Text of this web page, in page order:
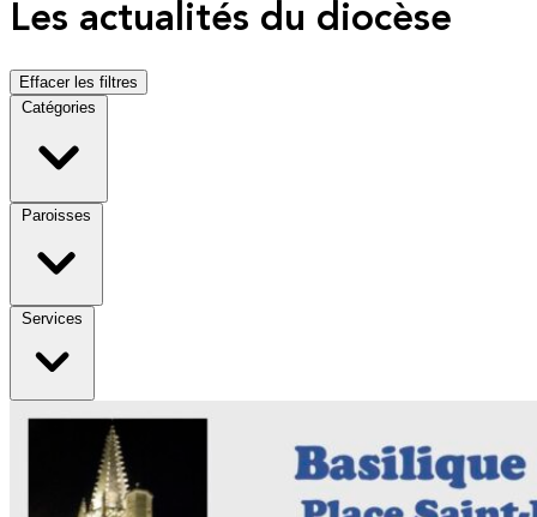
Les actualités du diocèse
Effacer les filtres
Catégories
Paroisses
Services